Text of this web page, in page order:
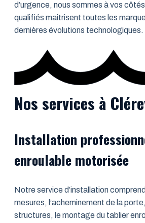
d’urgence, nous sommes à vos
qualifiés maitrisent toutes les
dernières évolutions technologiques.
Nos services à
Installation
enroulable motorisée
Notre service d’installation
mesures, l’acheminement de la
structures, le montage du tablier